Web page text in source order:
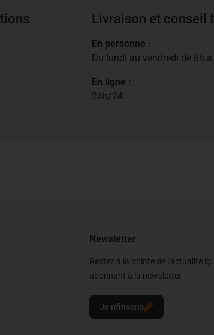
Livraison et conseil
En personne :
Du lundi au vendredi de 8h
En ligne :
24h/24
Newsletter
Restez à la pointe de l'actualité
abonnant à la newsletter
Je m'inscris